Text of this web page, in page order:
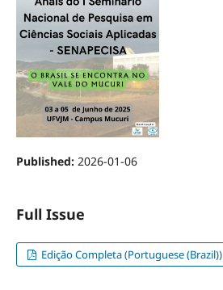
Published: 2026-01-06
Full Issue
Edição Completa (Portuguese (Brazil))